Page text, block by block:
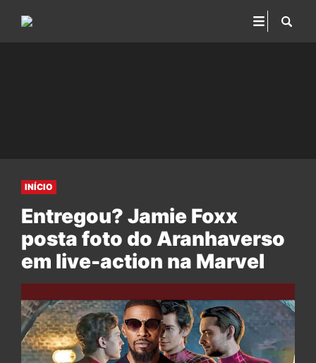
INÍCIO
Entregou? Jamie Foxx
posta foto do Aranhaverso
em live-action na Marvel